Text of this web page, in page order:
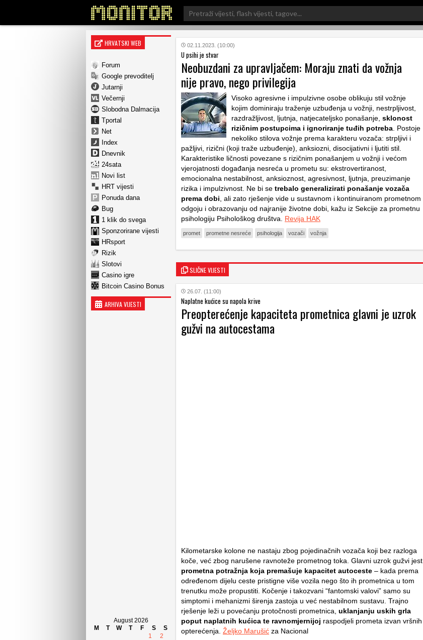
Search
for:
HRVATSKI WEB
Forum
Google prevoditelj
Jutarnji
Večernji
Slobodna Dalmacija
Tportal
Net
Index
Dnevnik
24sata
Novi list
HRT vijesti
Ponuda dana
Bug
1 klik do svega
Sponzorirane vijesti
HRsport
Rizik
Slotovi
Casino igre
Bitcoin Casino Bonus
ARHIVA VIJESTI
August 2026
M
T W T F S
S
1
2
02.11.2023. (10:00)
U psihi je stvar
Neobuzdani za upravljačem: Moraju znati da vožnja
nije pravo, nego privilegija
Visoko agresivne i impulzivne osobe oblikuju stil vožnje
kojim dominiraju traženje uzbuđenja u vožnji, nestrpljivost,
razdražljivost, ljutnja, natjecateljsko ponašanje, sklonost
rizičnim postupcima i ignoriranje tuđih potreba . Postoje
nekoliko stilova vožnje prema karakteru vozača: strpljivi i
pažljivi, rizični (koji traže uzbuđenje), anksiozni, disocijativni i ljutiti stil.
Karakteristike ličnosti povezane s rizičnim ponašanjem u vožnji i većom
vjerojatnosti događanja nesreća u prometu su: ekstrovertiranost,
emocionalna nestabilnost, anksioznost, agresivnost, ljutnja, preuzimanje
rizika i impulzivnost. Ne bi se trebalo generalizirati ponašanje vozača
prema dobi , ali zato rješenje vide u sustavnom i kontinuiranom prometnom
odgoju i obrazovanju od najranije životne dobi, kažu iz Sekcije za prometnu
psihologiju Psihološkog društva. Revija HAK
promet prometne nesreće psihologija vozači vožnja
SLIČNE VIJESTI
26.07. (11:00)
Naplatne kućice su napola krive
Preopterećenje kapaciteta prometnica glavni je uzrok
gužvi na autocestama
Kilometarske kolone ne nastaju zbog pojedinačnih vozača koji bez razloga
koče, već zbog narušene ravnoteže prometnog toka. Glavni uzrok gužvi jest
prometna potražnja koja premašuje kapacitet autoceste – kada prema
određenom dijelu ceste pristigne više vozila nego što ih prometnica u tom
trenutku može propustiti. Kočenje i takozvani “fantomski valovi” samo su
simptomi i mehanizmi širenja zastoja u već nestabilnom sustavu. Trajno
rješenje leži u povećanju protočnosti prometnica, uklanjanju uskih grla
poput naplatnih kućica te ravnomjernijoj raspodjeli prometa izvan vršnih
opterećenja. Željko Marušić za Nacional